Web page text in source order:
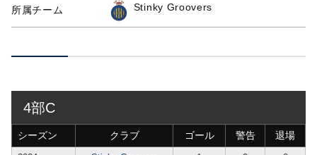
所属チーム Stinky Groovers
4部C
シーズン クラブ ゴール 警告 退場